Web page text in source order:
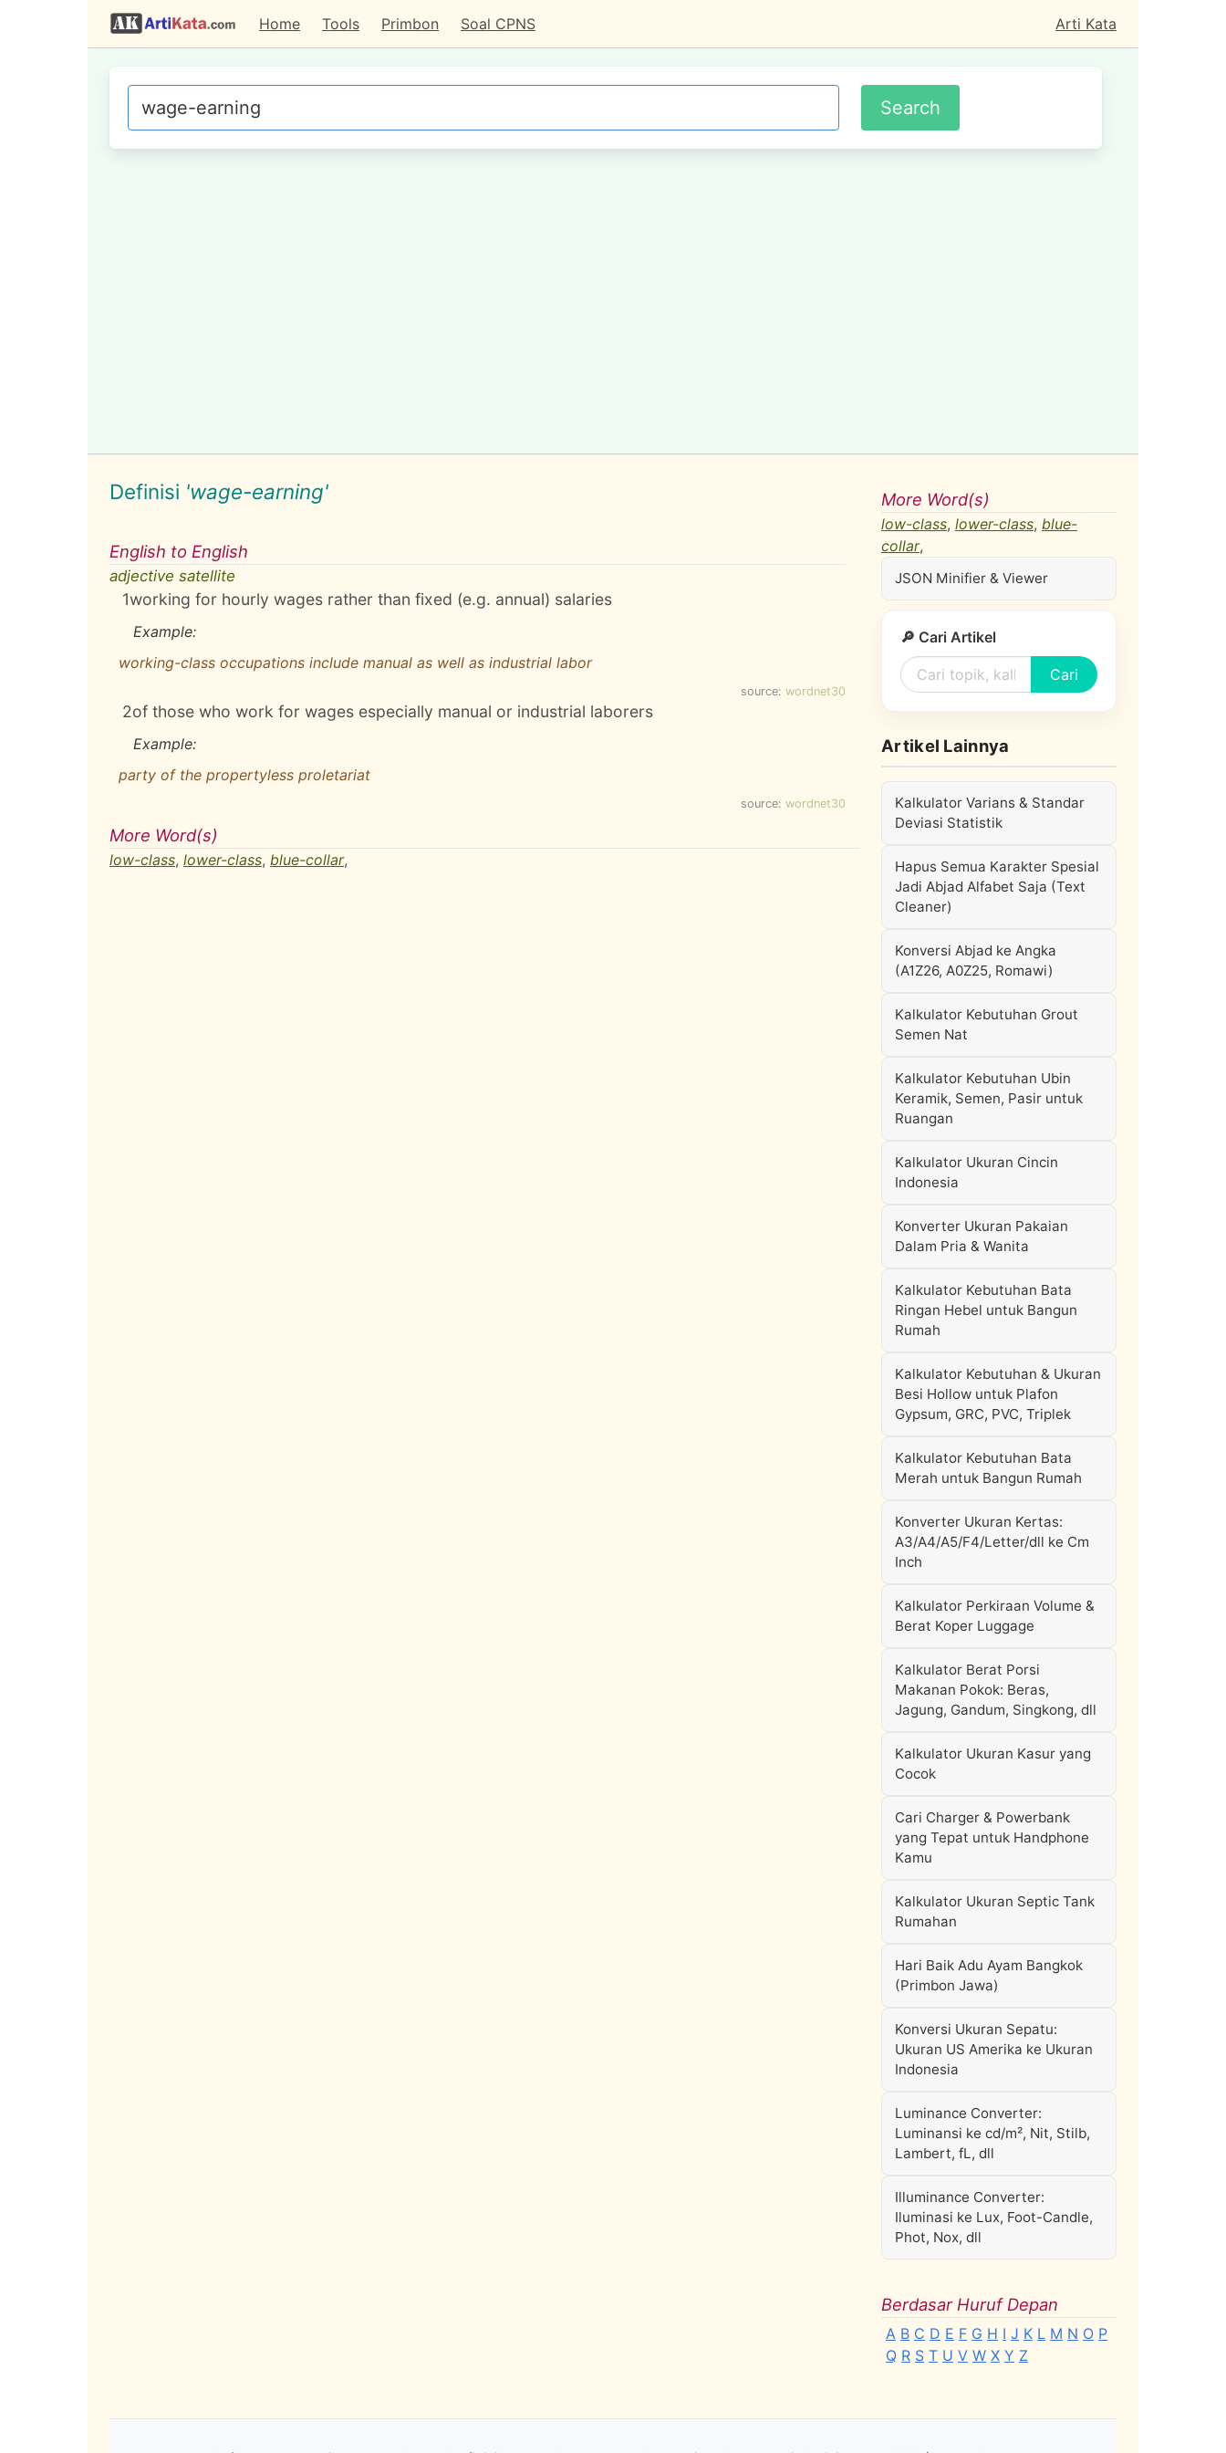
Home Tools Primbon Soal CPNS Arti Kata
Definisi 'wage-earning'
English to English
adjective satellite
1working for hourly wages rather than fixed (e.g. annual) salaries
Example:
working-class occupations include manual as well as industrial labor
source: wordnet30
2of those who work for wages especially manual or industrial laborers
Example:
party of the propertyless proletariat
source: wordnet30
More Word(s)
low-class, lower-class, blue-collar,
More Word(s)
low-class, lower-class, blue-
collar,
JSON Minifier & Viewer
🔎 Cari Artikel
Cari
Artikel Lainnya
Kalkulator Varians & Standar
Deviasi Statistik
Hapus Semua Karakter Spesial
Jadi Abjad Alfabet Saja (Text
Cleaner)
Konversi Abjad ke Angka
(A1Z26, A0Z25, Romawi)
Kalkulator Kebutuhan Grout
Semen Nat
Kalkulator Kebutuhan Ubin
Keramik, Semen, Pasir untuk
Ruangan
Kalkulator Ukuran Cincin
Indonesia
Konverter Ukuran Pakaian
Dalam Pria & Wanita
Kalkulator Kebutuhan Bata
Ringan Hebel untuk Bangun
Rumah
Kalkulator Kebutuhan & Ukuran
Besi Hollow untuk Plafon
Gypsum, GRC, PVC, Triplek
Kalkulator Kebutuhan Bata
Merah untuk Bangun Rumah
Konverter Ukuran Kertas:
A3/A4/A5/F4/Letter/dll ke Cm
Inch
Kalkulator Perkiraan Volume &
Berat Koper Luggage
Kalkulator Berat Porsi
Makanan Pokok: Beras,
Jagung, Gandum, Singkong, dll
Kalkulator Ukuran Kasur yang
Cocok
Cari Charger & Powerbank
yang Tepat untuk Handphone
Kamu
Kalkulator Ukuran Septic Tank
Rumahan
Hari Baik Adu Ayam Bangkok
(Primbon Jawa)
Konversi Ukuran Sepatu:
Ukuran US Amerika ke Ukuran
Indonesia
Luminance Converter:
Luminansi ke cd/m², Nit, Stilb,
Lambert, fL, dll
Illuminance Converter:
Iluminasi ke Lux, Foot-Candle,
Phot, Nox, dll
Berdasar Huruf Depan
A B C D E F G H I J K L M N O P
Q R S T U V W X Y Z